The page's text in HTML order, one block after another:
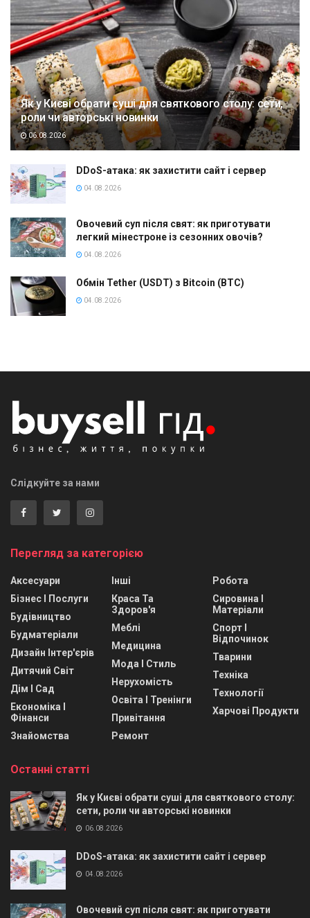
Як у Києві обрати суші для святкового столу: сети,
роли чи авторські новинки
06.08.2026
DDoS-атака: як захистити сайт і сервер
04.08.2026
Овочевий суп після свят: як приготувати
легкий мінестроне із сезонних овочів?
04.08.2026
Обмін Tether (USDT) з Bitcoin (BTC)
04.08.2026
Слідкуйте за нами
Перегляд за категорією
Аксесуари
Бізнес І Послуги
Будівництво
Будматеріали
Дизайн Інтер'єрів
Дитячий Світ
Дім І Сад
Економіка І
Фінанси
Знайомства
Інші
Краса Та
Здоров'я
Меблі
Медицина
Мода І Стиль
Нерухомість
Освіта І Тренінги
Привітання
Ремонт
Робота
Сировина І
Матеріали
Спорт І
Відпочинок
Тварини
Техніка
Технології
Харчові Продукти
Останні статті
Як у Києві обрати суші для святкового столу:
сети, роли чи авторські новинки
06.08.2026
DDoS-атака: як захистити сайт і сервер
04.08.2026
Овочевий суп після свят: як приготувати